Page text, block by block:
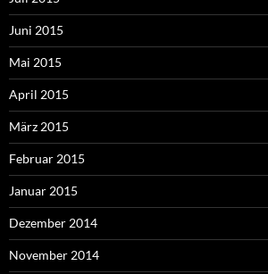
Juni 2015
Mai 2015
April 2015
März 2015
Februar 2015
Januar 2015
Dezember 2014
November 2014